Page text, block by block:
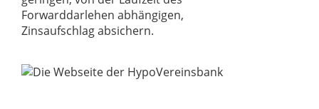
Forwarddarlehen abhängigen,
Zinsaufschlag absichern.